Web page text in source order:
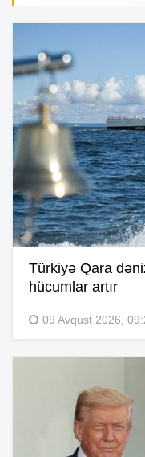
Türkiyə Qara
hücumlar artır
09 Avqust 2026,